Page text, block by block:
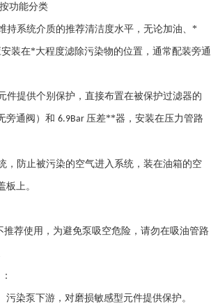
按功能分类
持系统介质的推荐清洁度水平，无论加油、*
装在*大程度滤除污染物的位置，通常配装旁通
件提供个别保护，直接布置在被保护过滤器的
旁通阀）和 6.9Bar 压差**器，安装在压力管路
，防止被污染的空气进入系统，装在油箱的空
板上。
推荐使用，为避免泵吸空危险，请勿在吸油管路
污染泵下游，对磨损敏感型元件提供保护。